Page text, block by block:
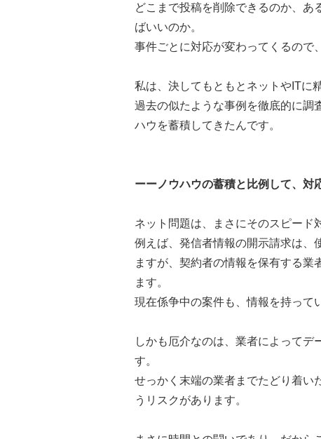
どこまで投稿を削除できるのか、あ
ばいいのか。
事件ごとに対応が変わってくるので
私は、決してもともとネットやITに
過去の似たような事例を徹底的に調
ハウを蓄積してきたんです。
ーーノウハウの蓄積と比例して、対
ネット問題は、まさにそのスピード
例えば、発信者情報の開示請求は、
ますが、契約者の情報を保有する業
ます。
現在係争中の案件も、情報を持って
しかも厄介なのは、業者によって
す。
せっかく末端の業者までたどり着い
うリスクがあります。